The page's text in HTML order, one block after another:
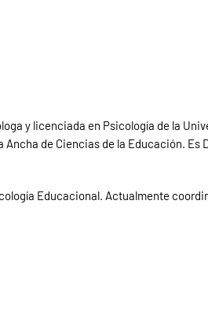
y licenciada en Psicología de la
de Ciencias de la Educación. Es
Educacional. Actualmente